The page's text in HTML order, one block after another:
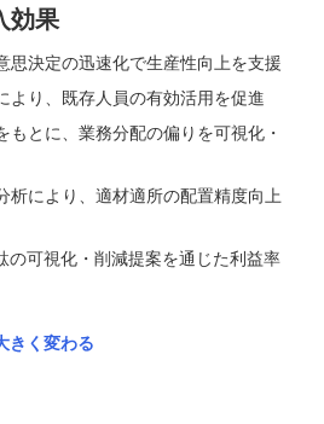
効果
思決定の迅速化で生産性向上を支援
より、既存人員の有効活用を促進
もとに、業務分配の偏りを可視化・
析により、適材適所の配置精度向上
の可視化・削減提案を通じた利益率
きく変わる